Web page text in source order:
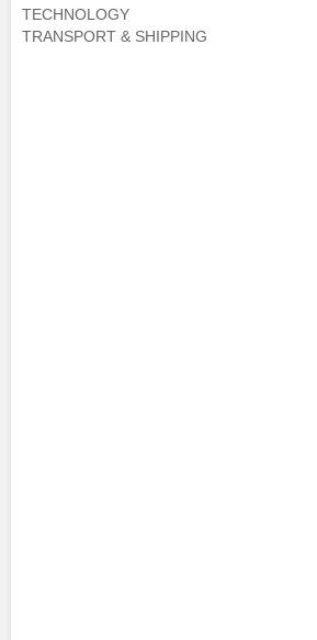
TECHNOLOGY
TRANSPORT & SHIPPING